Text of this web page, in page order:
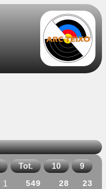
Tot. 10 9
1 549 28 23